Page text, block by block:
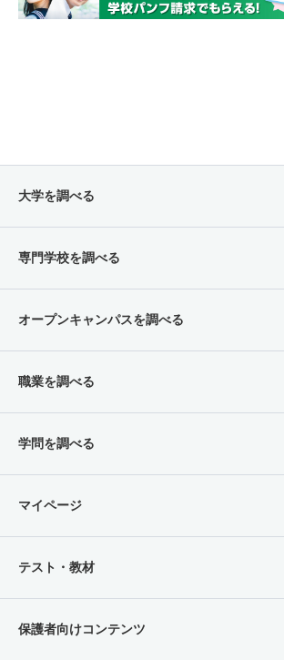
大学を調べる
専門学校を調べる
オープンキャンパスを調べる
職業を調べる
学問を調べる
マイページ
テスト・教材
保護者向けコンテンツ